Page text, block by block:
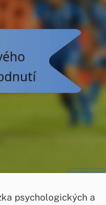
psychologických a